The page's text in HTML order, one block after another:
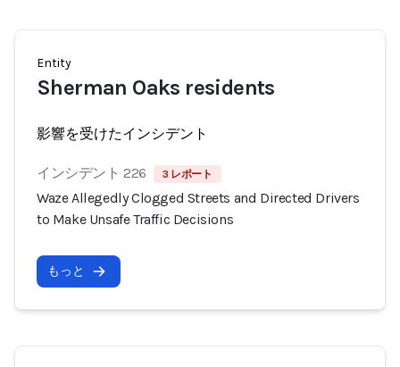
Entity
Sherman Oaks residents
影響を受けたインシデント
インシデント 226 3 レポート
Waze Allegedly Clogged Streets and Directed Drivers
to Make Unsafe Traffic Decisions
もっと